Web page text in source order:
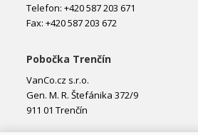
Telefon: +420 587 203 671
Fax: +420 587 203 672
Pobočka Trenčín
VanCo.cz s.r.o.
Gen. M. R. Štefánika 372/9
911 01 Trenčín